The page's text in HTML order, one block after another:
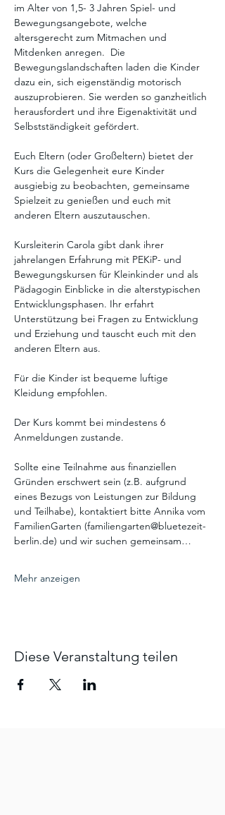
im Alter von 1,5- 3 Jahren Spiel- und
Bewegungsangebote, welche
altersgerecht zum Mitmachen und
Mitdenken anregen.  Die
Bewegungslandschaften laden die Kinder
dazu ein, sich eigenständig motorisch
auszuprobieren. Sie werden so ganzheitlich
herausfordert und ihre Eigenaktivität und
Selbstständigkeit gefördert.
Euch Eltern (oder Großeltern) bietet der
Kurs die Gelegenheit eure Kinder
ausgiebig zu beobachten, gemeinsame
Spielzeit zu genießen und euch mit
anderen Eltern auszutauschen.
Kursleiterin Carola gibt dank ihrer
jahrelangen Erfahrung mit PEKiP- und
Bewegungskursen für Kleinkinder und als
Pädagogin Einblicke in die alterstypischen
Entwicklungsphasen. Ihr erfahrt
Unterstützung bei Fragen zu Entwicklung
und Erziehung und tauscht euch mit den
anderen Eltern aus.
Für die Kinder ist bequeme luftige
Kleidung empfohlen.
Der Kurs kommt bei mindestens 6
Anmeldungen zustande.
Sollte eine Teilnahme aus finanziellen
Gründen erschwert sein (z.B. aufgrund
eines Bezugs von Leistungen zur Bildung
und Teilhabe), kontaktiert bitte Annika vom
FamilienGarten (familiengarten@bluetezeit-
berlin.de) und wir suchen gemeinsam…
Mehr anzeigen
Diese Veranstaltung teilen